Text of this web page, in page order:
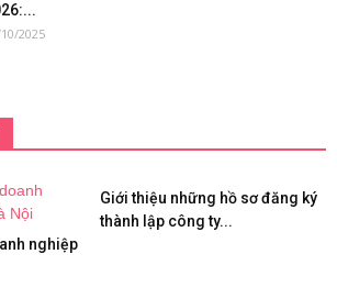
2025
nghiệp
Giới thiệu những hồ sơ đăng ký
thành lập công ty...